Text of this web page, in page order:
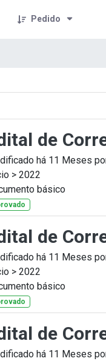
Pedido
de
há 11 Meses
> 2022
básico
de
há 11 Meses
> 2022
básico
de
há 11 Meses